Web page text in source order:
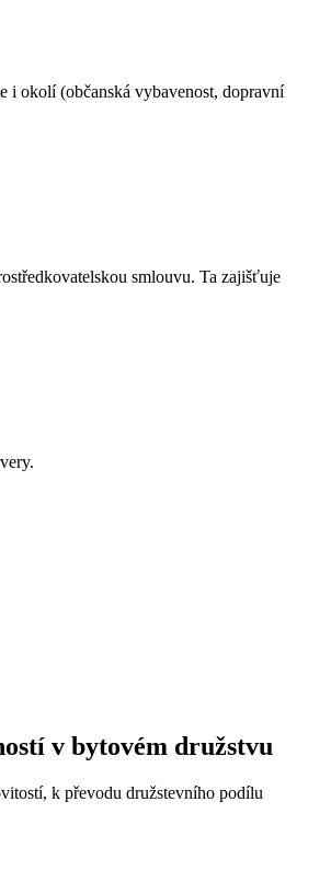
i okolí (občanská vybavenost, dopravní
smlouvu. Ta zajišťuje
v bytovém družstvu
k převodu družstevního podílu